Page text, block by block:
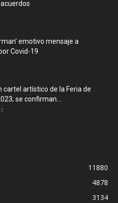
emotivo mensaje a
Covid-19
cartel artístico de la Feria de
se confirman...
11880
4878
3134